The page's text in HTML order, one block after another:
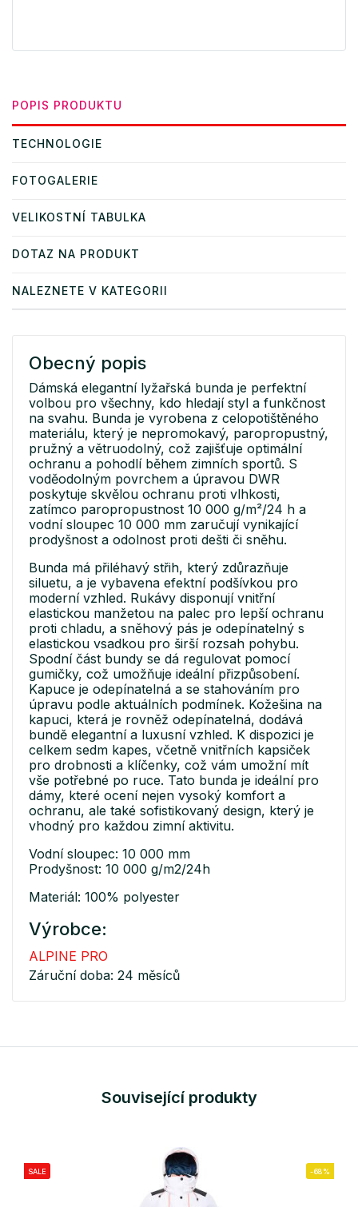
POPIS PRODUKTU
TECHNOLOGIE
FOTOGALERIE
VELIKOSTNÍ TABULKA
DOTAZ NA PRODUKT
NALEZNETE V KATEGORII
Obecný popis
Dámská elegantní lyžařská bunda je perfektní
volbou pro všechny, kdo hledají styl a funkčnost
na svahu. Bunda je vyrobena z celopotištěného
materiálu, který je nepromokavý, paropropustný,
pružný a větruodolný, což zajišťuje optimální
ochranu a pohodlí během zimních sportů. S
voděodolným povrchem a úpravou DWR
poskytuje skvělou ochranu proti vlhkosti,
zatímco paropropustnost 10 000 g/m²/24 h a
vodní sloupec 10 000 mm zaručují vynikající
prodyšnost a odolnost proti dešti či sněhu.
Bunda má přiléhavý střih, který zdůrazňuje
siluetu, a je vybavena efektní podšívkou pro
moderní vzhled. Rukávy disponují vnitřní
elastickou manžetou na palec pro lepší ochranu
proti chladu, a sněhový pás je odepínatelný s
elastickou vsadkou pro širší rozsah pohybu.
Spodní část bundy se dá regulovat pomocí
gumičky, což umožňuje ideální přizpůsobení.
Kapuce je odepínatelná a se stahováním pro
úpravu podle aktuálních podmínek. Kožešina na
kapuci, která je rovněž odepínatelná, dodává
bundě elegantní a luxusní vzhled. K dispozici je
celkem sedm kapes, včetně vnitřních kapsiček
pro drobnosti a klíčenky, což vám umožní mít
vše potřebné po ruce. Tato bunda je ideální pro
dámy, které ocení nejen vysoký komfort a
ochranu, ale také sofistikovaný design, který je
vhodný pro každou zimní aktivitu.
Vodní sloupec: 10 000 mm
Prodyšnost: 10 000 g/m2/24h
Materiál: 100% polyester
Výrobce:
ALPINE PRO
Záruční doba: 24 měsíců
Související produkty
SALE -68%